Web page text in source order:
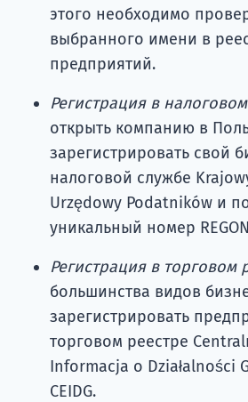
этого необходимо
выбранного имени в
предприятий.
Регистрация в
открыть компанию в
зарегистрировать свой
налоговой службе
Urzędowy Podatników и
уникальный номер
Регистрация в торговом
большинства видов
зарегистрировать
торговом реестре
Informacja o Działalności
CEIDG.